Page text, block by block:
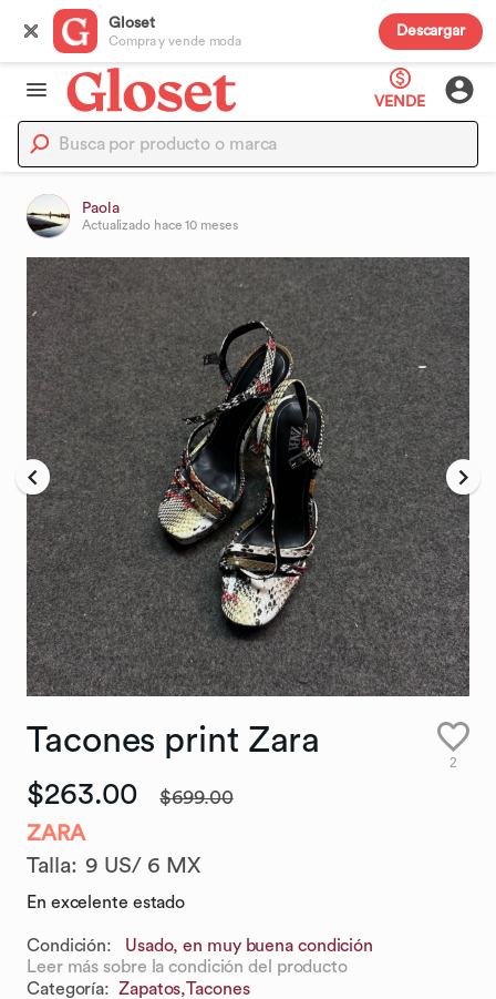
Gloset
Compra y vende moda
Descargar
VENDE
Paola
Actualizado hace 10 meses
Tacones print Zara
2
$263.00 $699.00
ZARA
Talla: 9 US/ 6 MX
En excelente estado
Condición:
Usado, en muy buena condición
Leer más sobre la condición del producto
Categoría: Zapatos,Tacones